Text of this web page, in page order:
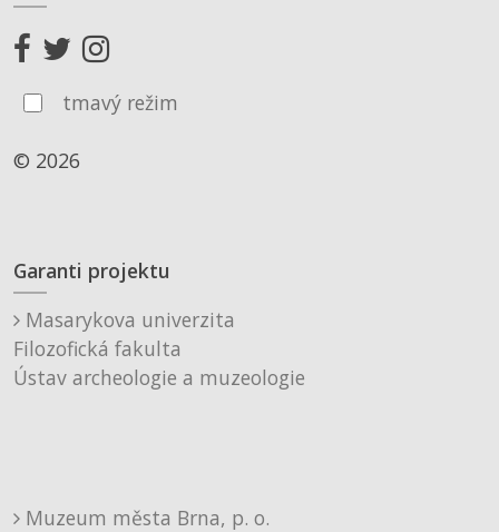
tmavý režim
© 2026
Garanti projektu
Masarykova univerzita
Filozofická fakulta
Ústav archeologie a muzeologie
Muzeum města Brna, p. o.